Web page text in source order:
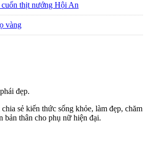
thịt nướng Hội An
vàng
đẹp.
sẻ kiến thức sống khỏe, làm đẹp, chăm
bản thân cho phụ nữ hiện đại.